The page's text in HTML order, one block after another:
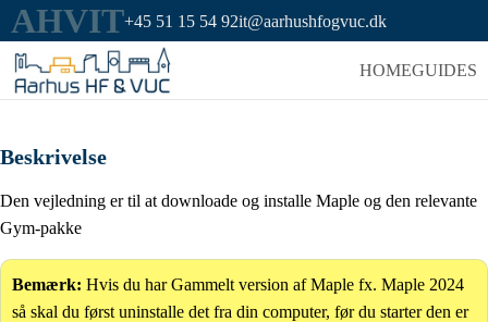
AHVIT+45 51 15 54 92it@aarhushfogvuc.dk
HOMEGUIDES
Beskrivelse
Den vejledning er til at downloade og installe Maple og den relevante
Gym-pakke
Bemærk: Hvis du har Gammelt version af Maple fx. Maple 2024
så skal du først uninstalle det fra din computer, før du starter den er